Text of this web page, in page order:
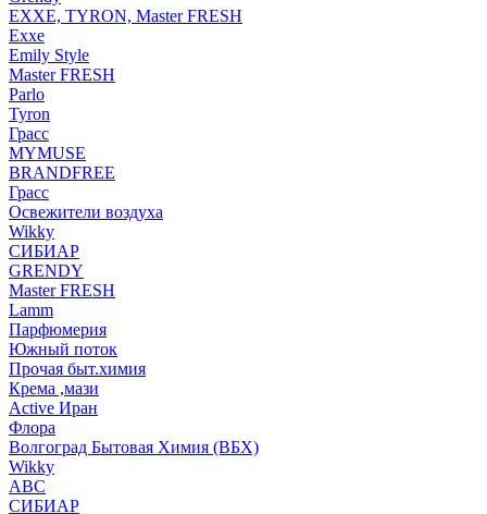
EXXE, TYRON, Master FRESH
Exxe
Emily Style
Master FRESH
Parlo
Tyron
Грасс
MYMUSE
BRANDFREE
Грасс
Освежители воздуха
Wikky
СИБИАР
GRENDY
Master FRESH
Lamm
Парфюмерия
Южный поток
Прочая быт.химия
Крема ,мази
Аctive Иран
Флора
Волгоград Бытовая Химия (ВБХ)
Wikky
АВС
СИБИАР